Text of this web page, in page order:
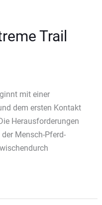
Trail
mit einer
dem ersten Kontakt
Herausforderungen
Mensch-Pferd-